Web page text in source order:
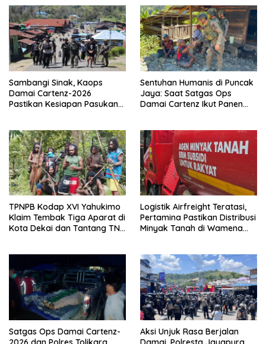
Sambangi Sinak, Kaops
Damai Cartenz-2026
Pastikan Kesiapan Pasukan
Sentuhan Humanis di Puncak
Jaya: Saat Satgas Ops
Damai Cartenz Ikut Panen
TPNPB Kodap XVI Yahukimo
Klaim Tembak Tiga Aparat di
Kota Dekai dan Tantang TNI-
Logistik Airfreight Teratasi,
Pertamina Pastikan Distribusi
Minyak Tanah di Wamena
Satgas Ops Damai Cartenz-
Aksi Unjuk Rasa Berjalan